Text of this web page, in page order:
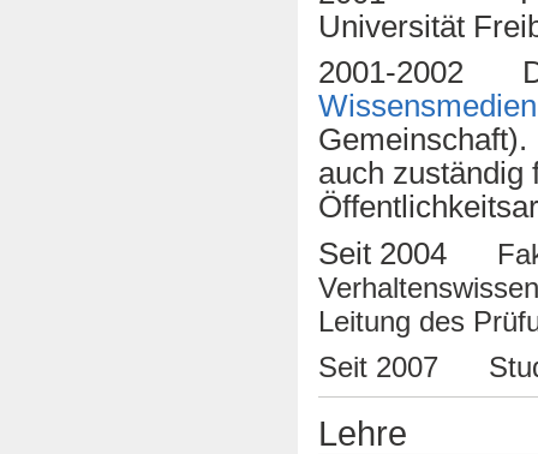
Universität
2001-2002
auch zuständig
Seit 2004
Leitung des
Seit 2007
Lehre